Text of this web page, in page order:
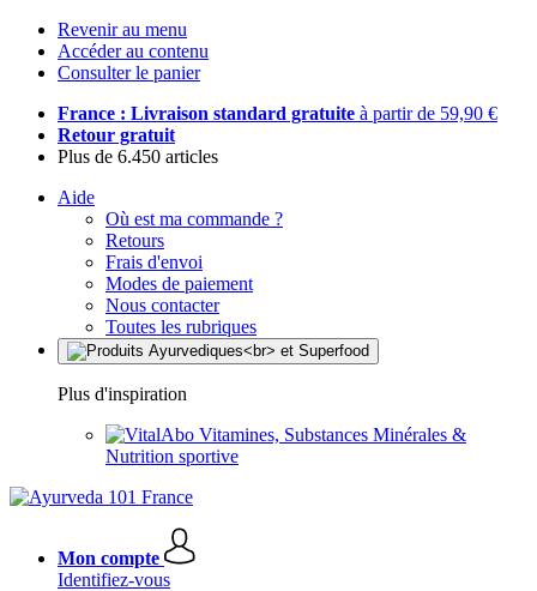
Revenir au menu
Accéder au contenu
Consulter le panier
France : Livraison standard gratuite à partir de 59,90 €
Retour gratuit
Plus de 6.450 articles
Aide
Où est ma commande ?
Retours
Frais d'envoi
Modes de paiement
Nous contacter
Toutes les rubriques
Plus d'inspiration
Vitamines, Substances Minérales &
Nutrition sportive
Mon compte
Identifiez-vous